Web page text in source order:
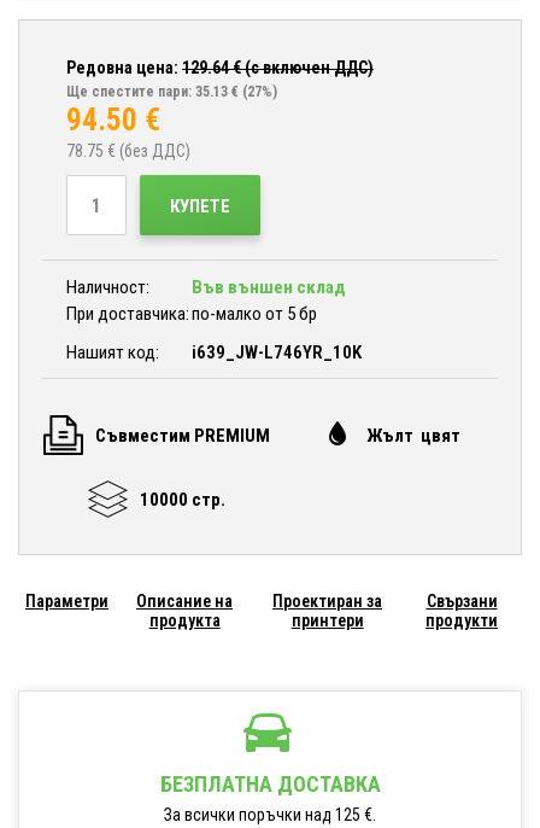
Редовна цена: 129.64€ (с включен ДДС)
Ще спестите пари: 35.13 € (27%)
94.50 €
78.75 € (без ДДС)
КУПЕТЕ
Наличност:
Във външен склад
При доставчика:по-малко от 5 бр
Нашият код:
i639_JW-L746YR_10K
Съвместим PREMIUM Жълт цвят
10000 стр.
Параметри
Описание на
продукта
Проектиран за
принтери
Свързани
продукти
БЕЗПЛАТНА ДОСТАВКА
За всички поръчки над 125 €.